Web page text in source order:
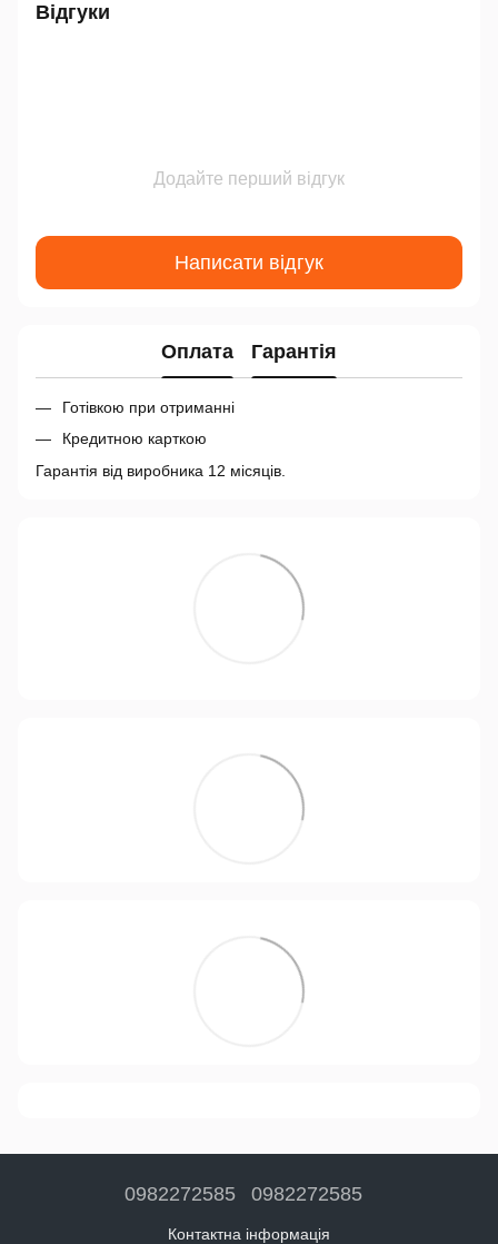
Відгуки
Додайте перший відгук
Написати відгук
Оплата Гарантія
Готівкою при отриманні
Кредитною карткою
Гарантія від виробника 12 місяців.
0982272585 0982272585
Контактна інформація